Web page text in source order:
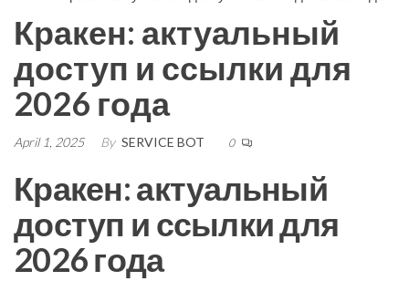
Кракен: актуальный
доступ и ссылки для
2026 года
April 1, 2025 By SERVICE BOT 0
Кракен: актуальный
доступ и ссылки для
2026 года